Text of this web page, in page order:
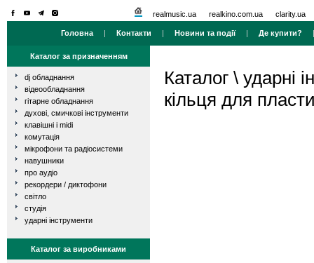
realmusic.ua realkino.com.ua clarity.ua
Головна | Контакти | Новини та події| Де купити?
Каталог за призначенням
dj обладнання
відеообладнання
гітарне обладнання
духові, смичкові інструменти
клавішні і midi
комутація
мікрофони та радіосистеми
навушники
про аудіо
рекордери / диктофони
світло
студія
ударні інструменти
Каталог за виробниками
Каталог \ ударні
кільця для